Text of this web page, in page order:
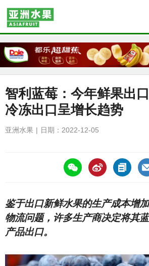
智利蓝莓：今年鲜果出
冷冻出口呈增长趋势
亚洲水果 日期：2022-12-05
https://asiafruitchina.net/24058.html
鉴于出口新鲜水果的生产成本增
物流问题，许多生产商决定将其
产品出口。